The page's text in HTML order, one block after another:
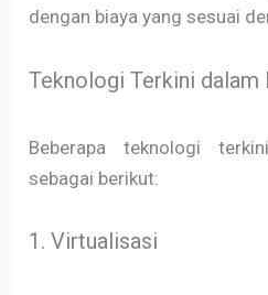
dengan biaya yang sesuai
Teknologi Terkini dalam
Beberapa teknologi
sebagai berikut:
1. Virtualisasi